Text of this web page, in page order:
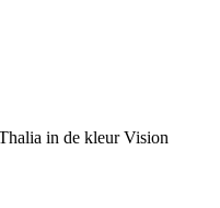
in de kleur Vision